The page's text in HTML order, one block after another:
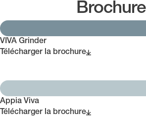
Brochure
VIVA Grinder
Télécharger la brochure
Appia Viva
Télécharger la brochure